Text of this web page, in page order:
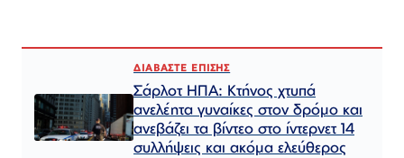
ΔΙΑΒΑΣΤΕ ΕΠΙΣΗΣ
Σάρλοτ ΗΠΑ: Κτήνος χτυπά
ανελέητα γυναίκες στον δρόμο και
ανεβάζει τα βίντεο στο ίντερνετ 14
συλλήψεις και ακόμα ελεύθερος​​​​​​​​​​​​​​​​​​​​​​​​​​​​​​​​​​​​​​​​​​​​​​​​​​